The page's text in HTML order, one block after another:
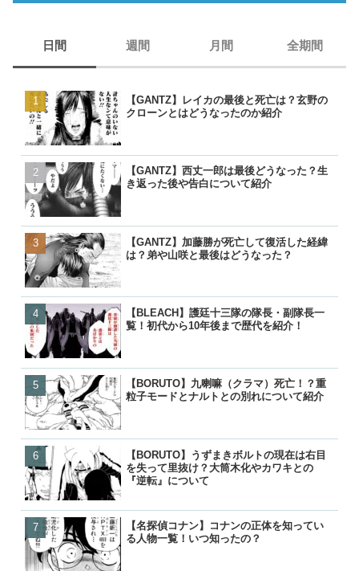
日間
【GANTZ】レイカの最後と死亡は？玄野の
クローンとはどうなったのか紹介
【GANTZ】西丈一郎は最後どうなった？生
き返った後や告白について紹介
【GANTZ】加藤勝が死亡して復活した経緯
は？弟や山咲と最後はどうなった？
【BLEACH】護廷十三隊の隊長・副隊長一
覧！初代から10年後まで歴代を紹介！
【BORUTO】九喇嘛（クラマ）死亡！？重
粒子モードとナルトとの別れについて紹介
【BORUTO】うずまきボルトの現在は右目
を失って里抜け？大筒木化やカワキとの
『逆転』について
【名探偵コナン】コナンの正体を知ってい
る人物一覧！いつ知ったの？
週間
【GANTZ】レイカの最後と
クローンとはどうなったの
【GANTZ】西丈一郎は最後
き返った後や告白について
【GANTZ】加藤勝が死亡し
は？弟や山咲と最後はどう
【BLEACH】零番隊は死亡
後が小説で判明！
【BLEACH】護廷十三隊の
覧！初代から10年後まで歴
【BORUTO】うずまきボル
を失って里抜け？大筒木化
【BORUTO】九喇嘛（クラ
粒子モードとナルトとの別
月間
【GANTZ】レイカの最後と
クローンとはどうなったの
【GANTZ】西丈一郎は最後
き返った後や告白について
【GANTZ】加藤勝が死亡し
は？弟や山咲と最後はどう
【BORUTO】九喇嘛（クラ
粒子モードとナルトとの別
【BLEACH】零番隊は死亡
後が小説で判明！
【BLEACH】護廷十三隊の
覧！初代から10年後まで歴
【BORUTO】うずまきボル
を失って里抜け？大筒木化
全期間
【BORUTO】うずまきナル
現在のナルトは生きている
【呪術廻戦】七海健人は渋
た？死因や最後、虎杖に遺
【名探偵コナン】コナンの
る人物一覧！いつ知ったの
【BORUTO】九喇嘛（クラ
粒子モードとナルトとの別
【呪術廻戦】五条悟が復活
経緯と宿儺との決戦はいつ
【鬼滅の刃】鬼舞辻無惨の
た？どうやって倒したのか
【響け！ユーフォニアム】
付き合って別れた？復縁や